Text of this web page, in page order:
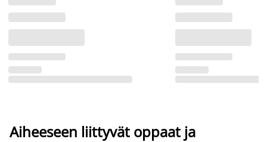
Aiheeseen liittyvät oppaat ja